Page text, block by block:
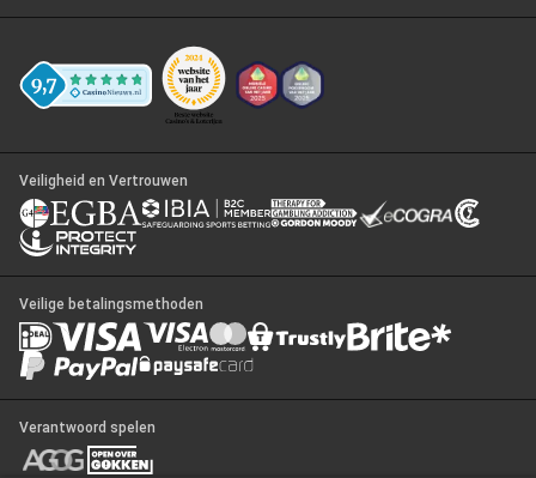
Veiligheid en Vertrouwen
Veilige betalingsmethoden
Verantwoord spelen